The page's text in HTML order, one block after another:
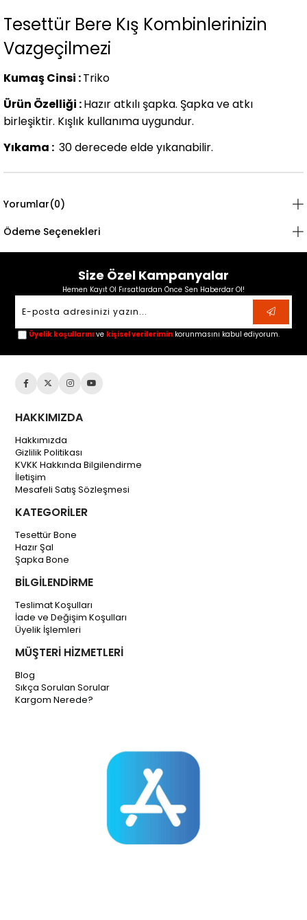
Tesettür Bere Kış Kombinlerinizin
Vazgeçilmezi
Kumaş Cinsi :Triko
Ürün Özelliği :Hazır atkılı şapka. Şapka ve atkı
birleşiktir. Kışlık kullanıma uygundur.
Yıkama : 30 derecede elde yıkanabilir.
Yorumlar(0)
Ödeme Seçenekleri
Size Özel Kampanyalar
Hemen Kayıt Ol Fırsatlardan Önce Sen Haberdar Ol!
Üyelik koşullarını ve kişisel verilerimin korunmasını kabul ediyorum.
HAKKIMIZDA
Hakkımızda
Gizlilik Politikası
KVKK Hakkında Bilgilendirme
İletişim
Mesafeli Satış Sözleşmesi
KATEGORİLER
Tesettür Bone
Hazır Şal
Şapka Bone
BİLGİLENDİRME
Teslimat Koşulları
İade ve Değişim Koşulları
Üyelik İşlemleri
MÜŞTERİ HİZMETLERİ
Blog
Sıkça Sorulan Sorular
Kargom Nerede?